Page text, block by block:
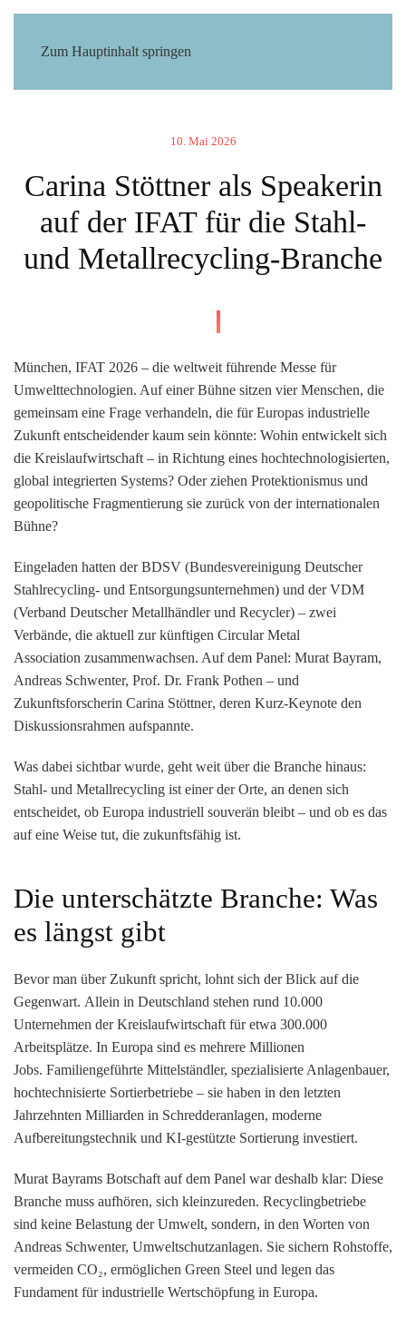
Zum Hauptinhalt springen
10. Mai 2026
Carina Stöttner als Speakerin
auf der IFAT für die Stahl-
und Metallrecycling-Branche
München, IFAT 2026 – die weltweit führende Messe für
Umwelttechnologien. Auf einer Bühne sitzen vier Menschen, die
gemeinsam eine Frage verhandeln, die für Europas industrielle
Zukunft entscheidender kaum sein könnte: Wohin entwickelt sich
die Kreislaufwirtschaft – in Richtung eines hochtechnologisierten,
global integrierten Systems? Oder ziehen Protektionismus und
geopolitische Fragmentierung sie zurück von der internationalen
Bühne?
Eingeladen hatten derBDSV (Bundesvereinigung Deutscher
Stahlrecycling- und Entsorgungsunternehmen) und derVDM
(Verband Deutscher Metallhändler und Recycler) – zwei
Verbände, die aktuell zur künftigen Circular Metal
Association zusammenwachsen. Auf dem Panel: Murat Bayram,
Andreas Schwenter, Prof. Dr. Frank Pothen – und
Zukunftsforscherin Carina Stöttner, deren Kurz-Keynote den
Diskussionsrahmen aufspannte.
Was dabei sichtbar wurde, geht weit über die Branche hinaus:
Stahl- und Metallrecycling ist einer der Orte, an denen sich
entscheidet, ob Europa industriell souverän bleibt – und ob es das
auf eine Weise tut, die zukunftsfähig ist.
Die unterschätzte Branche: Was
es längst gibt
Bevor man über Zukunft spricht, lohnt sich der Blick auf die
Gegenwart. Allein in Deutschland stehen rund 10.000
Unternehmen der Kreislaufwirtschaft für etwa 300.000
Arbeitsplätze. In Europa sind es mehrere Millionen
Jobs. Familiengeführte Mittelständler, spezialisierte Anlagenbauer,
hochtechnisierte Sortierbetriebe – sie haben in den letzten
Jahrzehnten Milliarden in Schredderanlagen, moderne
Aufbereitungstechnik und KI-gestützte Sortierung investiert.
Murat Bayrams Botschaft auf dem Panel war deshalb klar: Diese
Branche muss aufhören, sich kleinzureden. Recyclingbetriebe
sind keine Belastung der Umwelt, sondern, in den Worten von
Andreas Schwenter, Umweltschutzanlagen. Sie sichern Rohstoffe,
vermeiden CO₂, ermöglichen Green Steel und legen das
Fundament für industrielle Wertschöpfung in Europa.